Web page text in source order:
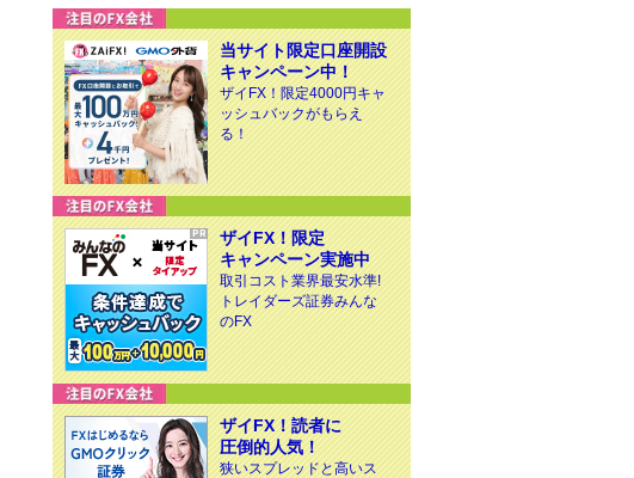
当サイト限定口座開設
キャンペーン中！
ザイFX！限定4000円キャ
ッシュバックがもらえ
る！
ザイFX！限定
キャンペーン実施中
取引コスト業界最安水準!
トレイダーズ証券みんな
のFX
ザイFX！読者に
圧倒的人気！
狭いスプレッドと高いス